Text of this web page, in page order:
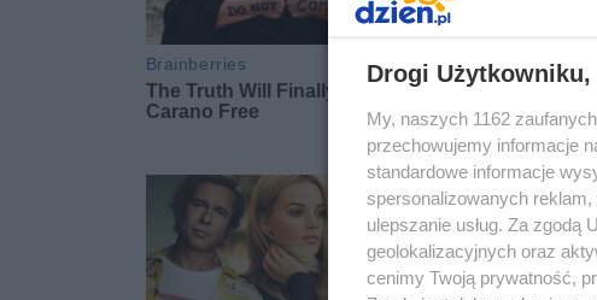
Drogi Użytkowniku,
My, naszych 1162
przechowujemy informacje
standardowe informacje
spersonalizowanych
ulepszanie usług. Za zgodą
geolokalizacyjnych oraz
cenimy Twoją prywatność,